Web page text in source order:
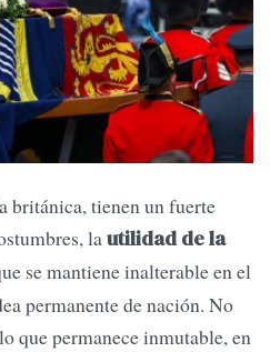
británica, tienen un fuerte
lautilidad de la
se mantiene inalterable en el
permanente de nación. No
que permanece inmutable, en